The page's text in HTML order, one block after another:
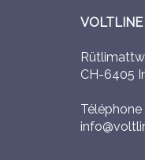
VOLTLINE
CH-6405
Téléphone